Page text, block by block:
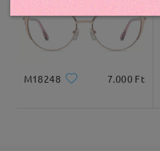
M18248 7.000 Ft